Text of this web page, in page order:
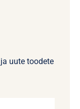
uute toodete